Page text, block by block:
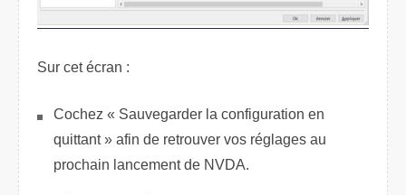
Sur cet écran :
Cochez « Sauvegarder la configuration en
quittant » afin de retrouver vos réglages au
prochain lancement de NVDA.